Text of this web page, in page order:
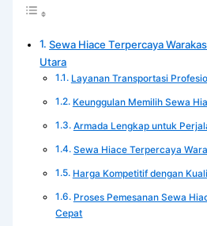
Sewa Hiace Terpercaya
Utara
Layanan Transportasi
Keunggulan Memilih Sewa
Armada Lengkap untuk
Sewa Hiace Terpercaya
Harga Kompetitif dengan
Proses Pemesanan Sewa
Cepat